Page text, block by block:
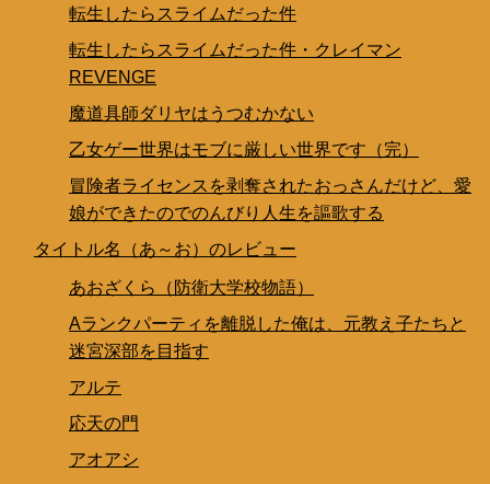
転生したらスライムだった件
転生したらスライムだった件・クレイマン
REVENGE
魔道具師ダリヤはうつむかない
乙女ゲー世界はモブに厳しい世界です（完）
冒険者ライセンスを剥奪されたおっさんだけど、愛
娘ができたのでのんびり人生を謳歌する
タイトル名（あ～お）のレビュー
あおざくら（防衛大学校物語）
Aランクパーティを離脱した俺は、元教え子たちと
迷宮深部を目指す
アルテ
応天の門
アオアシ